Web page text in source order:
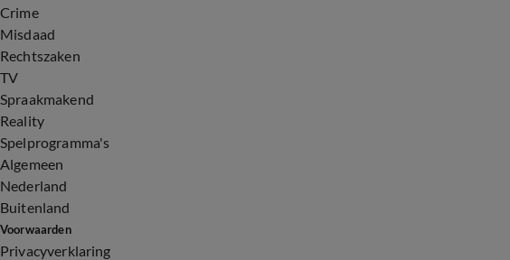
Crime
Misdaad
Rechtszaken
TV
Spraakmakend
Reality
Spelprogramma's
Algemeen
Nederland
Buitenland
Voorwaarden
Privacyverklaring